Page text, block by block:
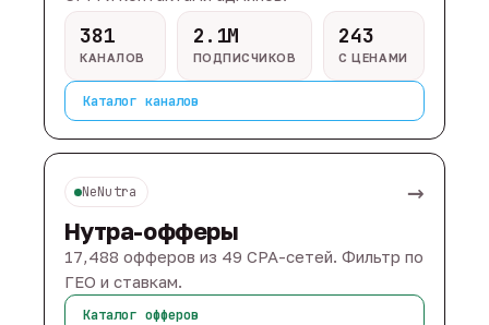
381
КАНАЛОВ
2.1M
ПОДПИСЧИКОВ
243
С ЦЕНАМИ
Каталог каналов
NeNutra →
Нутра-офферы
17,488 офферов из 49 CPA-сетей. Фильтр по
ГЕО и ставкам.
Каталог офферов